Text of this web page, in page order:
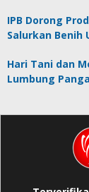
IPB Dorong
Salurkan Benih
Hari Tani dan
Lumbung